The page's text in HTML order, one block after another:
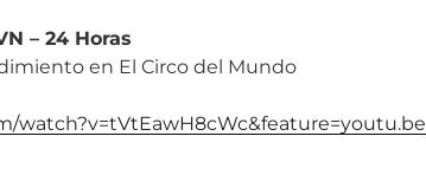
– 24 Horas
en El Circo del Mundo
watch?v=tVtEawH8cWc&feature=youtu.be